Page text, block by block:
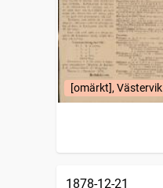
[omärkt], Västervik
1878-12-21